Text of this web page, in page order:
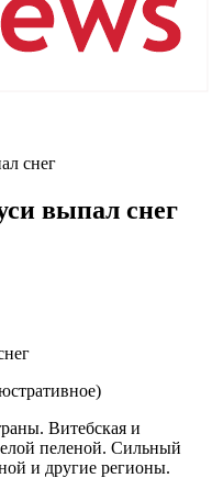
снег
выпал снег
Витебская и
пеленой. Сильный
и другие регионы.